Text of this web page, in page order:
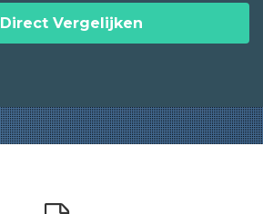
Direct Vergelijken